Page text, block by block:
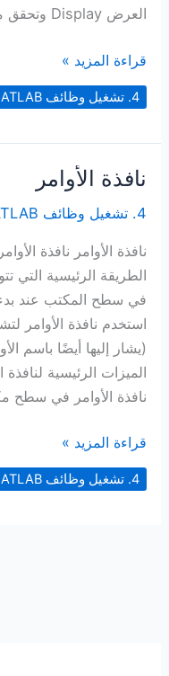
العرض Display وتحقق من تشغيل
تشغيل
البرامج
قراءة المزيد »
4. تشغيل وظائف MATLAB
نافذة الأوامر
4. تشغيل وظائف MATLAB
الميزات الرئيسية لنافذة
نافذة الأوامر في سطح
نافذة
الأوامر
قراءة المزيد »
4. تشغيل وظائف MATLAB